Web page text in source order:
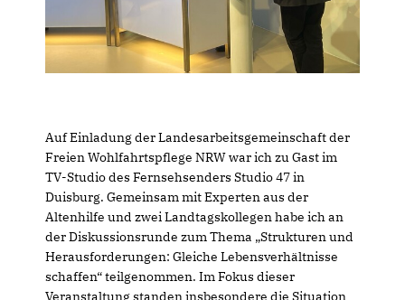
Auf Einladung der Landesarbeitsgemeinschaft der
Freien Wohlfahrtspflege NRW war ich zu Gast im
TV-Studio des Fernsehsenders Studio 47 in
Duisburg. Gemeinsam mit Experten aus der
Altenhilfe und zwei Landtagskollegen habe ich an
der Diskussionsrunde zum Thema „Strukturen und
Herausforderungen: Gleiche Lebensverhältnisse
schaffen“ teilgenommen. Im Fokus dieser
Veranstaltung standen insbesondere die Situation